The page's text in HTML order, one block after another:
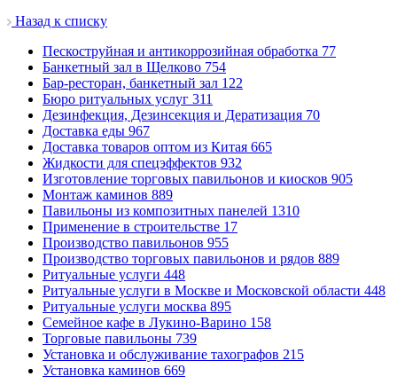
Назад к списку
Пескоструйная и антикоррозийная обработка 77
Банкетный зал в Щелково 754
Бар-ресторан, банкетный зал 122
Бюро ритуальных услуг 311
Дезинфекция, Дезинсекция и Дератизация 70
Доставка еды 967
Доставка товаров оптом из Китая 665
Жидкости для спецэффектов 932
Изготовление торговых павильонов и киосков 905
Монтаж каминов 889
Павильоны из композитных панелей 1310
Применение в строительстве 17
Производство павильонов 955
Производство торговых павильонов и рядов 889
Ритуальные услуги 448
Ритуальные услуги в Москве и Московской области 448
Ритуальные услуги москва 895
Семейное кафе в Лукино-Варино 158
Торговые павильоны 739
Установка и обслуживание тахографов 215
Установка каминов 669